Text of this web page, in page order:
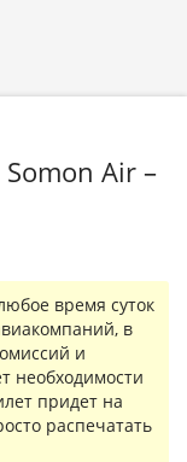
Air –
время суток
в
и
необходимости
придет на
распечатать